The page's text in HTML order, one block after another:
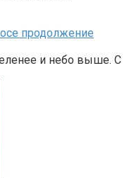
продолжение
и небо выше. С